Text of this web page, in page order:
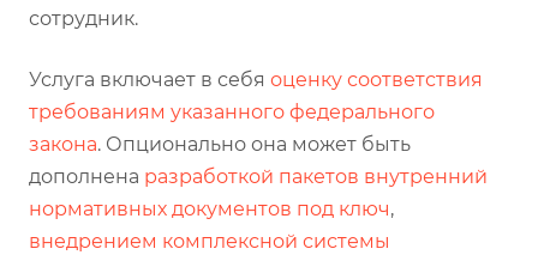
сотрудник.
Услуга включает в себя оценку соответствия
требованиям указанного федерального
закона. Опционально она может быть
дополнена разработкой пакетов внутренний
нормативных документов под ключ,
внедрением комплексной системы